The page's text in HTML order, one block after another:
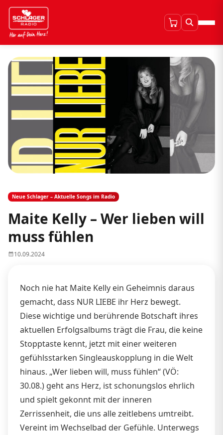
Neue Schlager – Aktuelle Songs im Radio
Maite Kelly – Wer lieben will
muss fühlen
10.09.2024
Noch nie hat Maite Kelly ein Geheimnis daraus
gemacht, dass NUR LIEBE ihr Herz bewegt.
Diese wichtige und berührende Botschaft ihres
aktuellen Erfolgsalbums trägt die Frau, die keine
Stopptaste kennt, jetzt mit einer weiteren
gefühlsstarken Singleauskopplung in die Welt
hinaus. „Wer lieben will, muss fühlen“ (VÖ:
30.08.) geht ans Herz, ist schonungslos ehrlich
und spielt gekonnt mit der inneren
Zerrissenheit, die uns alle zeitlebens umtreibt.
Vereint im Wechselbad der Gefühle. Unterwegs